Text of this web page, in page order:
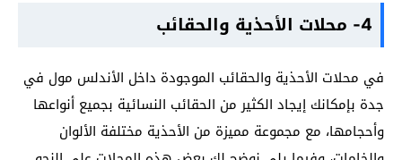
4- محلات الأحذية والحقائب
في محلات الأحذية والحقائب الموجودة داخل الأندلس مول في
جدة بإمكانك إيجاد الكثير من الحقائب النسائية بجميع أنواعها
وأحجامها، مع مجموعة مميزة من الأحذية مختلفة الألوان